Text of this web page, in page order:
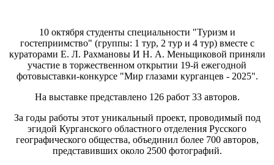
10 октября студенты специальности "Туризм и
гостеприимство" (группы: 1 тур, 2 тур и 4 тур) вместе с
кураторами Е. Л. Рахмановы И Н. А. Меньщиковой приняли
участие в торжественном открытии 19-й ежегодной
фотовыставки-конкурсе "Мир глазами курганцев - 2025".
На выставке представлено 126 работ 33 авторов.
За годы работы этот уникальный проект, проводимый под
эгидой Курганского областного отделения Русского
географического общества, объединил более 700 авторов,
представивших около 2500 фотографий.